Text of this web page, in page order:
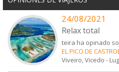
24/08/2021
Relax total
teira ha opinado
EL PICO DE
Viveiro, Vicedo -